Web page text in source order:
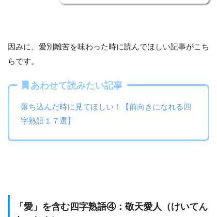
因みに、愛別離苦を味わった時に読んでほしい記事がこち
らです。
あわせて読みたい記事
落ち込んだ時に見てほしい！【前向きになれる四
字熟語１７選】
「愛」を含む四字熟語④：敬天愛人（けいてん